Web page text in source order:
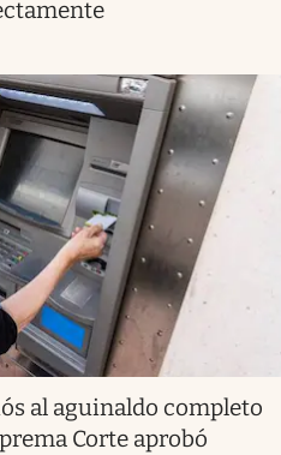
al aguinaldo completo
Corte aprobó